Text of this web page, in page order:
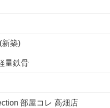
新築)
量鉄骨
部屋コレ 高畑店